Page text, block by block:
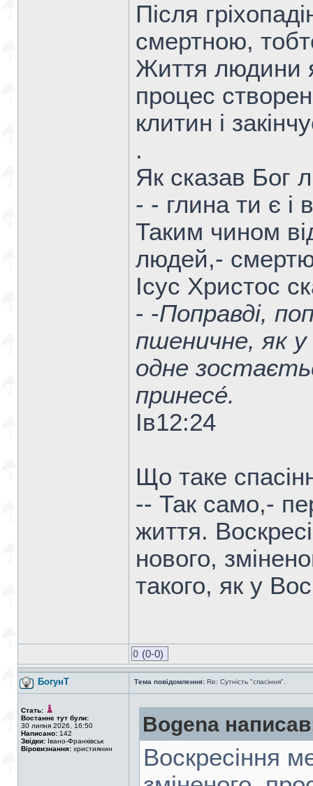
Після
смертною,
Життя людини
процес
клитин і
.
Як сказав Бог
- - глина ти є і
Таким чином
людей,-
Ісус Христос
- -Поправді,
пшеничне, як
одне
принесе́.
Ів12:24
Що таке
-- Так само,-
життя.
нового,
такого, як у
0 (0-0)
БогунТ Тема повідомлення: Re: Сутність "спасіння".
Стать:
Востаннє тут були:
30 липня 2026, 16:50
Написано: 142
Звідки: Івано-Франківськ
Віровизнання: християнин
Bogena
Воскресіння